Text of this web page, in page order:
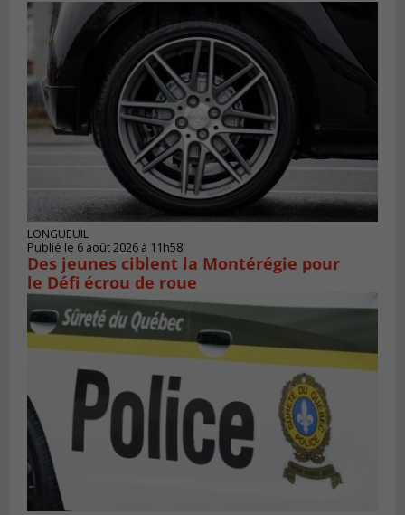
LONGUEUIL
Publié le 6 août 2026 à 11h58
Des jeunes ciblent la Montérégie pour
le Défi écrou de roue